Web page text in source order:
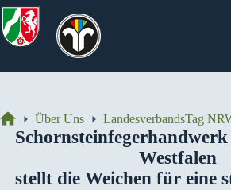
Zum
Inhalt
springen
Start
Über Uns LandesverbandsTag
Westfalen
stellt die Weichen für eine